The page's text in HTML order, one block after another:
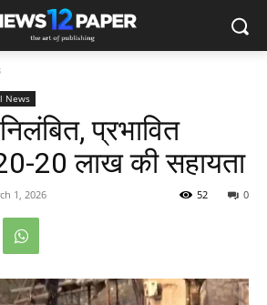
News
प्रभावित
20-20 लाख की सहायता
1, 2026 0
52